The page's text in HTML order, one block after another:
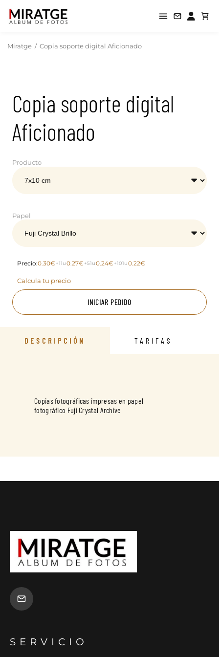
Miratge / Copia soporte digital Aficionado
Copia soporte digital
Aficionado
Producto
Papel
Precio:0.30€ +11u0.27€ +51u0.24€ +101u0.22€
Calcula tu precio
INICIAR PEDIDO
DESCRIPCIÓN TARIFAS
Copias fotográficas impresas en papel
SERVICIO